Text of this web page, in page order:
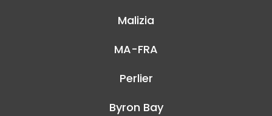
Malizia
MA-FRA
Perlier
Byron Bay